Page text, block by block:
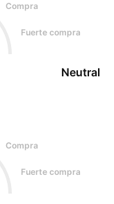
Compra
Fuerte compra
Compra
Fuerte compra
Neutral